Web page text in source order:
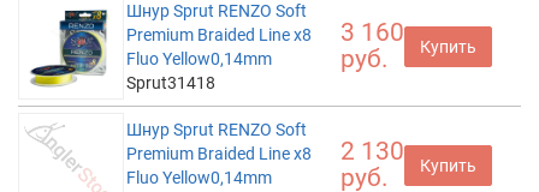
Шнур Sprut RENZO Soft
Premium Braided Line x8
Fluo Yellow0,14mm
Sprut31418
3 160
руб.
Купить
Шнур Sprut RENZO Soft
Premium Braided Line x8
Fluo Yellow0,14mm
2 130
руб.
Купить